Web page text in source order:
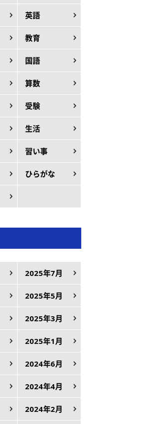
英語
教育
国語
算数
受験
生活
習い事
ひらがな
2025年7月
2025年5月
2025年3月
2025年1月
2024年6月
2024年4月
2024年2月